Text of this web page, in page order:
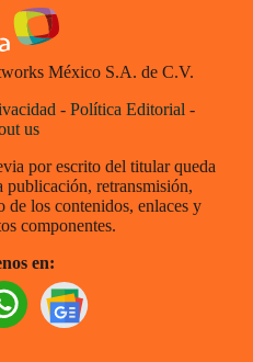
México S.A. de C.V.
- Política Editorial -
us
por escrito del titular queda
publicación, retransmisión,
los contenidos, enlaces y
componentes.
en: